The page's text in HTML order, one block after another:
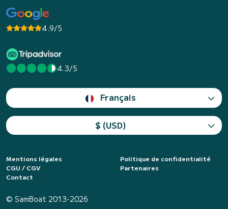
4.9/5
4.3/5
Français
$ (USD)
Mentions légales
Politique de confidentialité
CGU / CGV
Partenaires
Contact
© SamBoat 2013-2026